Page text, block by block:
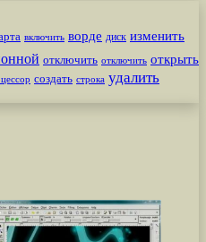
включить ворде диск изменить
отключить отключить открыть
создать строка удалить